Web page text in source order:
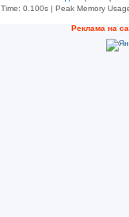
Time: 0.100s| Peak Memory
Рeклама на